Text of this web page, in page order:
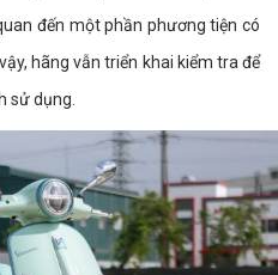
đến một phần phương tiện có
hãng vẫn triển khai kiểm tra để
sử dụng.